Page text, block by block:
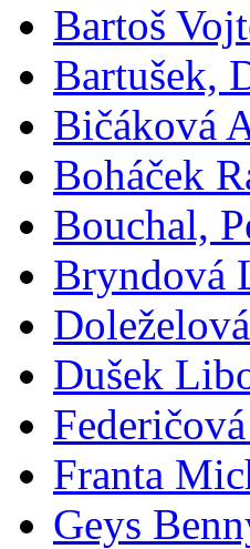
Bartoš
Bartušek,
Bičáková
Boháček
Bouchal,
Bryndová
Dušek
Franta
Geys